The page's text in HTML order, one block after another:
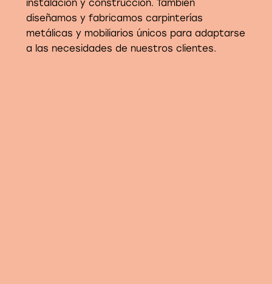
instalación y construcción. También
diseñamos y fabricamos carpinterías
metálicas y mobiliarios únicos para adaptarse
a las necesidades de nuestros clientes.